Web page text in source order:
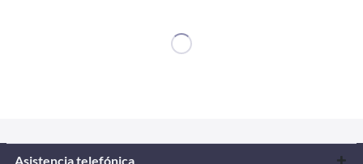
Asistencia telefónica